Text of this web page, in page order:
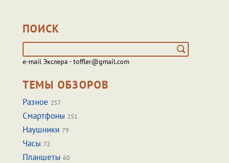
ПОИСК
e-mail Экслера - toffler@gmail.com
ТЕМЫ ОБЗОРОВ
Разное 257
Смартфоны 251
Наушники 79
Часы 72
Планшеты 60